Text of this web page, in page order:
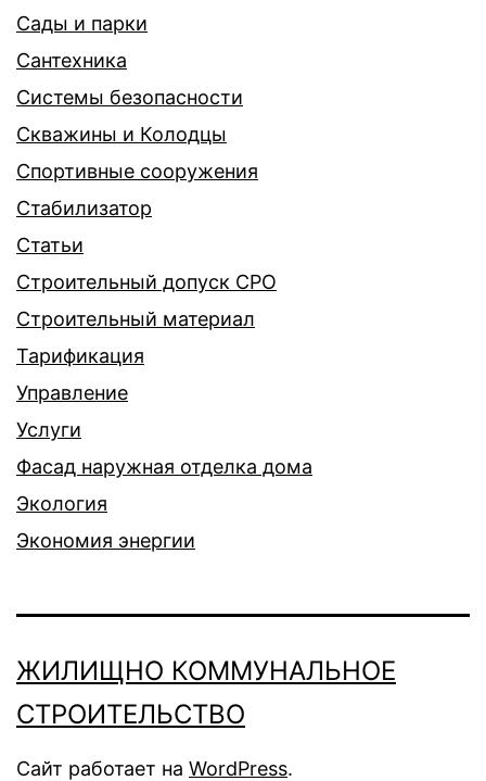
Сады и парки
Сантехника
Системы безопасности
Скважины и Колодцы
Спортивные сооружения
Стабилизатор
Статьи
Строительный допуск СРО
Строительный материал
Тарификация
Управление
Услуги
Фасад наружная отделка дома
Экология
Экономия энергии
ЖИЛИЩНО КОММУНАЛЬНОЕ
СТРОИТЕЛЬСТВО
Сайт работает на WordPress.